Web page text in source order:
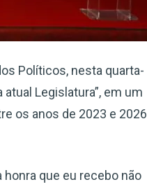
Políticos, nesta quarta-
Legislatura”, em um
os anos de 2023 e 2026
honra que eu recebo não